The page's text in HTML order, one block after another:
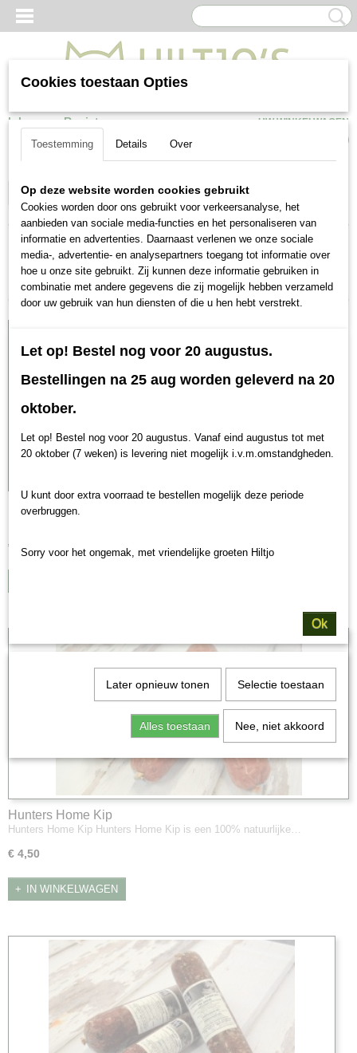
Inloggen Registreren UW WINKELWAGEN
(0)
Selecteer 1 of meerdere
opties
Sorteer op:
Hunters Home 6 meats
€ 5,00
Hunters Home Kip
Hunters Home Kip Hunters Home Kip is een 100% natuurlijke…
€ 4,50
IN WINKELWAGEN
Cookies toestaan Opties
Toestemming Details Over
Op deze website worden cookies gebruikt
Cookies worden door ons gebruikt voor verkeersanalyse, het
aanbieden van sociale media-functies en het personaliseren van
informatie en advertenties. Daarnaast verlenen we onze sociale
media-, advertentie- en analysepartners toegang tot informatie over
hoe u onze site gebruikt. Zij kunnen deze informatie gebruiken in
combinatie met andere gegevens die zij mogelijk hebben verzameld
door uw gebruik van hun diensten of die u hen hebt verstrekt.
Let op! Bestel nog voor 20 augustus.
Bestellingen na 25 aug worden geleverd na 20
oktober.
Let op! Bestel nog voor 20 augustus. Vanaf eind augustus tot met
20 oktober (7 weken) is levering niet mogelijk i.v.m.omstandgheden.
U kunt door extra voorraad te bestellen mogelijk deze periode
overbruggen.
Sorry voor het ongemak, met vriendelijke groeten Hiltjo
Ok
Later opnieuw tonen Selectie toestaan
Alles toestaan Nee, niet akkoord